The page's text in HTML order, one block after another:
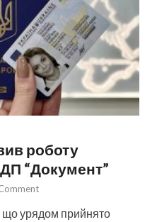
роботу
“Документ”
що урядом прийнято